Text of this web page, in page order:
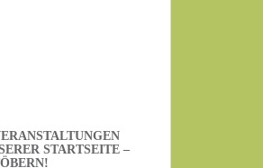
STARTSEITE –